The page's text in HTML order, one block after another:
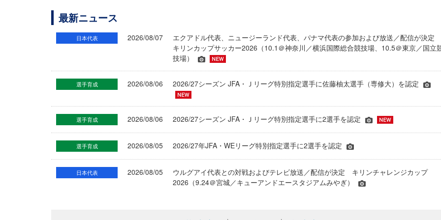
最新ニュース
日本代表 2026/08/07
エクアドル代表、ニュージーランド代表、パナマ代表の参加および放送／配信が決定
キリンカップサッカー2026（10.1＠神奈川／横浜国際総合競技場、10.5＠東京／国立
技場）
選手育成 2026/08/06 2026/27シーズン JFA・Ｊリーグ特別指定選手に佐藤柚太選手（専修大）を認定
選手育成 2026/08/06 2026/27シーズン JFA・Ｊリーグ特別指定選手に2選手を認定
選手育成 2026/08/05 2026/27年JFA・WEリーグ特別指定選手に2選手を認定
日本代表 2026/08/05
ウルグアイ代表との対戦およびテレビ放送／配信が決定 キリンチャレンジカップ
2026（9.24＠宮城／キューアンドエースタジアムみやぎ）